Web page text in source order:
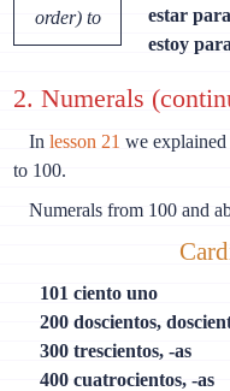
order) to
estar para
estoy
2. Numerals
In lesson 21 we
to 100.
Numerals from 100 and
101 ciento uno
200 doscientos,
300 trescientos, -as
400 cuatrocientos, -as